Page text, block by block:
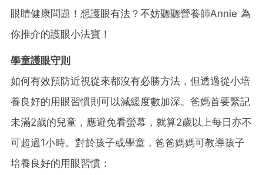
眼睛健康問題！想護眼有法？不妨聽聽營養師Annie 為
你推介的護眼小法寶！
學童護眼守則
如何有效預防近視從來都沒有必勝方法，但透過從小培
養良好的用眼習慣則可以減緩度數加深。爸媽首要緊記
未滿2歲的兒童，應避免看螢幕，就算2歲以上每日亦不
可超過1小時。對於孩子或學童，爸爸媽媽可教導孩子
培養良好的用眼習慣：